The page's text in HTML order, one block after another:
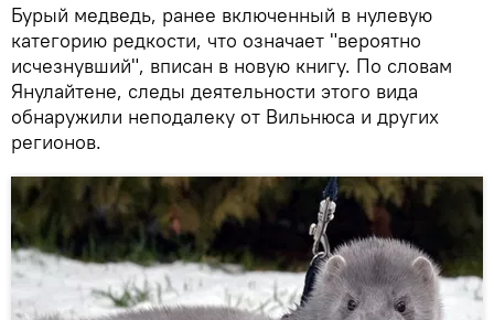
Бурый медведь, ранее включенный в нулевую
категорию редкости, что означает "вероятно
исчезнувший", вписан в новую книгу. По словам
Янулайтене, следы деятельности этого вида
обнаружили неподалеку от Вильнюса и других
регионов.